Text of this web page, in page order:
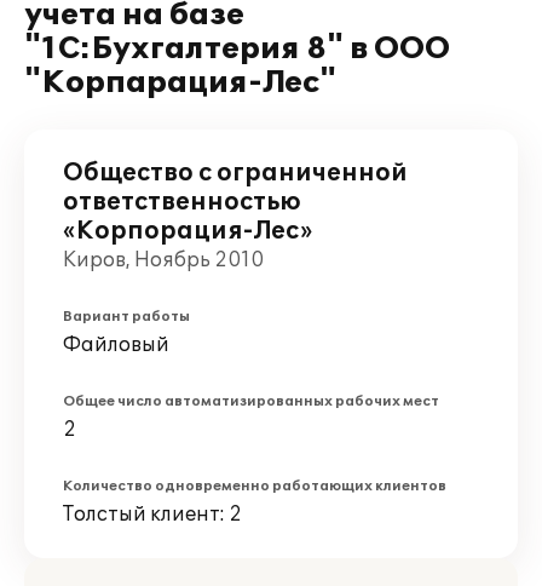
учета на базе
"1С:Бухгалтерия 8" в ООО
"Корпарация-Лес"
Общество с ограниченной
ответственностью
«Корпорация-Лес»
Киров, Ноябрь 2010
Вариант работы
Файловый
Общее число автоматизированных рабочих мест
2
Количество одновременно работающих клиентов
Толстый клиент: 2